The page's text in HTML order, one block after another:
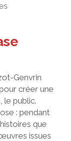
Genvrin
créer une
le public.
: pendant
que
issues